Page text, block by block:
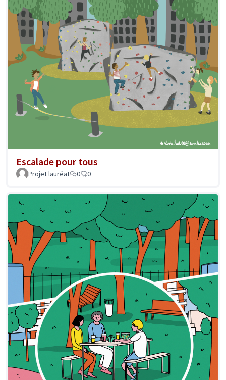
Escalade pour tous
Projet lauréat 0 0